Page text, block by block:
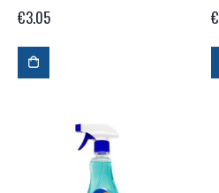
€3.05 €